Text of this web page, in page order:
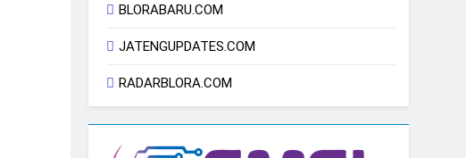
BLORABARU.COM
JATENGUPDATES.COM
RADARBLORA.COM